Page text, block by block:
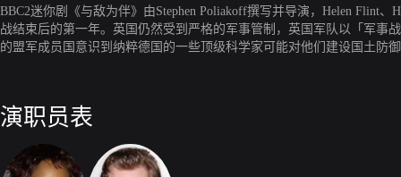
BBC2迷你剧《与敌为伴》由Stephen Poliakoff撰写并导演，Helen Flint
战结束后的第一年。英国仍然受到严格的军事管制，英国军队以「军事
的盟军成员国意识到纳粹德国的一些顶级科学家可能对他们建设国土防
d，他透露了一些与战争爆发有关的惊人真相。Charlotte Riley扮演妩媚
r。Robert Glenister扮演Wainwright准将，Alfie Allen扮演Ringwood，
演职员表